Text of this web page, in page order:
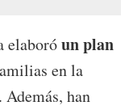
elaboróun plan
en la
han